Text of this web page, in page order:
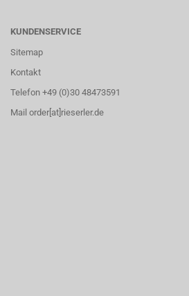
KUNDENSERVICE
Sitemap
Kontakt
Telefon +49 (0)30 48473591
Mail order[at]rieserler.de